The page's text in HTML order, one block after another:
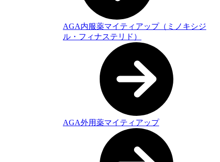
AGA内服薬マイティアップ（ミノキシジ
ル・フィナステリド）
AGA外用薬マイティアップ